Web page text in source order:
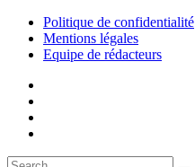
Politique de confidentialité
Mentions légales
Equipe de rédacteurs